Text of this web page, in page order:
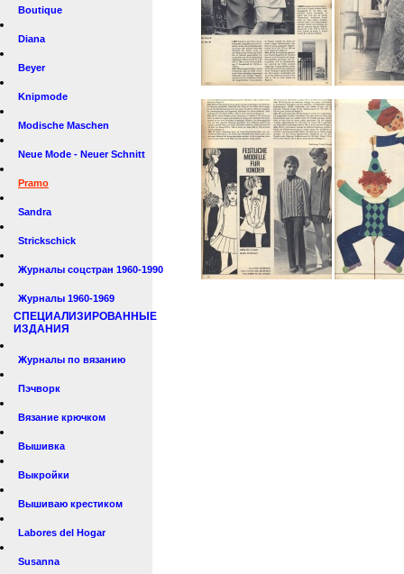
Boutique
Diana
Beyer
Knipmode
Modische Maschen
Neue Mode - Neuer Schnitt
Pramo
Sandra
Strickschick
Журналы соцстран 1960-1990
Журналы 1960-1969
СПЕЦИАЛИЗИРОВАННЫЕ
ИЗДАНИЯ
Журналы по вязанию
Пэчворк
Вязание крючком
Вышивка
Выкройки
Вышиваю крестиком
Labores del Hogar
Susanna